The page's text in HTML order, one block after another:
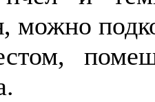
можно